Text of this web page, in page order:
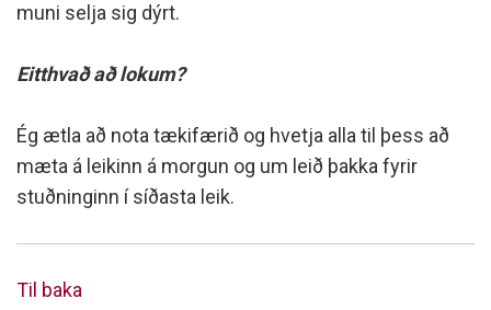
muni selja sig dýrt.
Eitthvað að lokum?
Ég ætla að nota tækifærið og hvetja alla til þess að
mæta á leikinn á morgun og um leið þakka fyrir
stuðninginn í síðasta leik.
Til baka